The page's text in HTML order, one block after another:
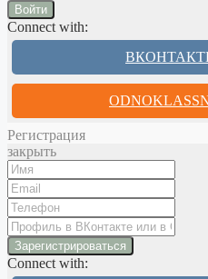
Войти
Connect with:
Регистрация
закрыть
Connect with: